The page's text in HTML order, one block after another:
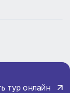
тур онлайн